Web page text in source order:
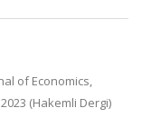
of Economics,
(Hakemli Dergi)